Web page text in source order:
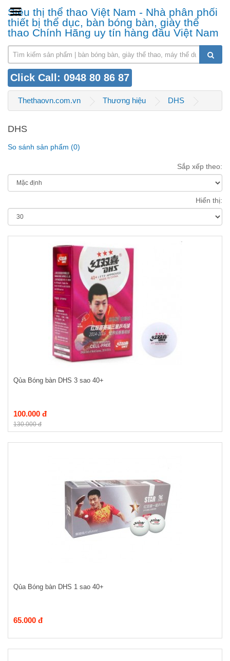
Siêu thị thể thao Việt Nam - Nhà phân phối
thiết bị thể dục, bàn bóng bàn, giày thể
thao Chính Hãng uy tín hàng đầu Việt Nam
Click Call: 0948 80 86 87
Thethaovn.com.vn Thương hiệu DHS
DHS
So sánh sản phẩm (0)
Sắp xếp theo:
Hiển thị:
Qủa Bóng bàn DHS 3 sao 40+
100.000 đ
130.000 đ
Qủa Bóng bàn DHS 1 sao 40+
65.000 đ